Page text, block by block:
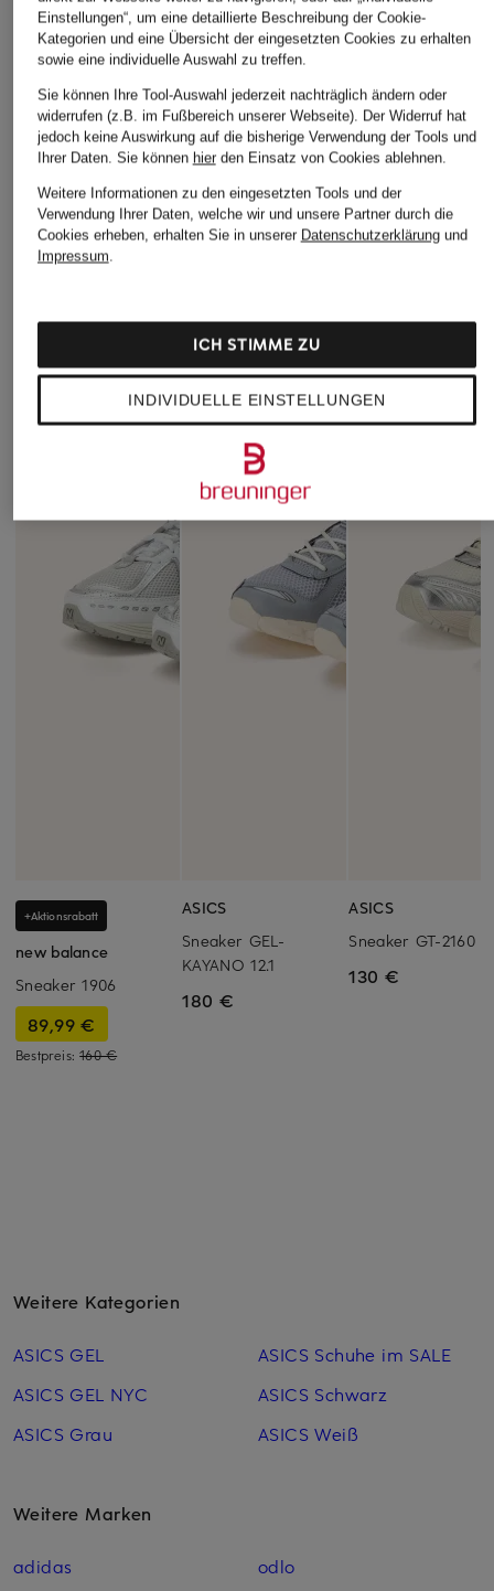
ASICS
Sneaker GEL-KAYANO
149,99 €
Bestpreis:127,49 €
Ursprünglich:180 €
ASICS
Sneaker GEL-KAYANO
12.1
143,99 €
Bestpreis:122,39 €
Ursprünglich:180 €
ASICS
Sneaker
135,99 €
Bestpreis:
Ursprünglich:
ÄHNLICHE ARTIKEL ENTDECKEN
+Aktionsrabatt
new balance
Sneaker 1906
89,99 €
Bestpreis:160 €
ASICS
Sneaker GEL-
KAYANO 12.1
180 €
ASICS
Sneaker GT-2160
130 €
Weitere Kategorien
ASICS GEL
ASICS GEL NYC
ASICS Grau
ASICS Schuhe im SALE
ASICS Schwarz
ASICS Weiß
Weitere Marken
adidas
odlo
Einstellungen“, um eine detaillierte Beschreibung der Cookie-
Kategorien und eine Übersicht der eingesetzten Cookies zu erhalten
sowie eine individuelle Auswahl zu treffen.
Sie können Ihre Tool-Auswahl jederzeit nachträglich ändern oder
widerrufen (z.B. im Fußbereich unserer Webseite). Der Widerruf hat
jedoch keine Auswirkung auf die bisherige Verwendung der Tools und
Ihrer Daten. Sie können hierden Einsatz von Cookies ablehnen.
Weitere Informationen zu den eingesetzten Tools und der
Verwendung Ihrer Daten, welche wir und unsere Partner durch die
Cookies erheben, erhalten Sie in unserer Datenschutzerklärungund
Impressum.
INDIVIDUELLE EINSTELLUNGEN
ICH STIMME ZU